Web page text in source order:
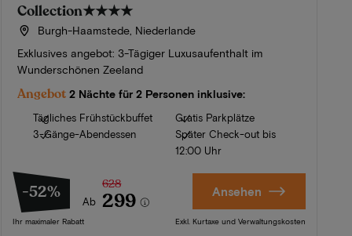
Collection★★★★
Burgh-Haamstede, Niederlande
Exklusives angebot: 3-Tägiger Luxusaufenthalt im
Wunderschönen Zeeland
Angebot 2 Nächte für 2 Personen inklusive:
Tägliches Frühstückbuffet
3-Gänge-Abendessen
Gratis Parkplätze
Später Check-out bis
12:00 Uhr
-52% Ab
628
299
Ihr maximaler Rabatt
Ansehen
Exkl. Kurtaxe und Verwaltungskosten